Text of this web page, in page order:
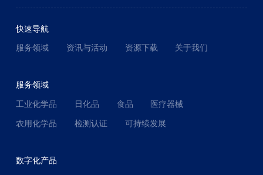
快速导航
服务领域
资讯与活动 资源下载 关于我们
服务领域
工业化学品
日化品 食品
医疗器械
农用化学品
检测认证 可持续发展
数字化产品